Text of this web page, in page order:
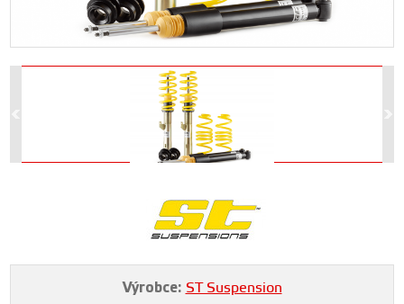
Výrobce: ST Suspension